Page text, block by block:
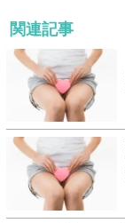
関連記事